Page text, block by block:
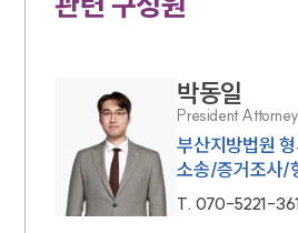
박동일
President Attorney
부산지방법원
소송/증거조사/
T. 070-5221-